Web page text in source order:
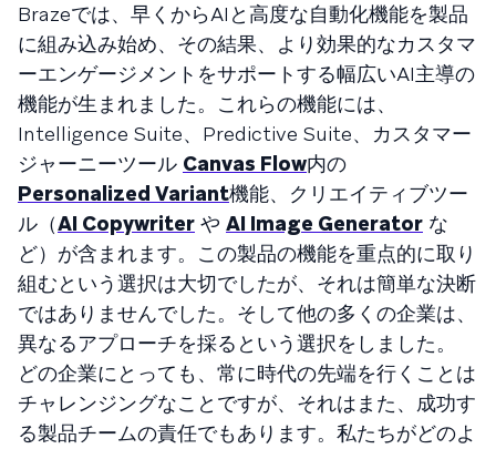
Brazeでは、早くからAIと高度な自動化機能を製品
に組み込み始め、その結果、より効果的なカスタマ
ーエンゲージメントをサポートする幅広いAI主導の
機能が生まれました。これらの機能には、
Intelligence Suite、Predictive Suite、カスタマー
ジャーニーツール Canvas Flow内の
Personalized Variant機能、クリエイティブツー
ル（AI Copywriter や AI Image Generator な
ど）が含まれます。この製品の機能を重点的に取り
組むという選択は大切でしたが、それは簡単な決断
ではありませんでした。そして他の多くの企業は、
異なるアプローチを採るという選択をしました。
どの企業にとっても、常に時代の先端を行くことは
チャレンジングなことですが、それはまた、成功す
る製品チームの責任でもあります。私たちがどのよ